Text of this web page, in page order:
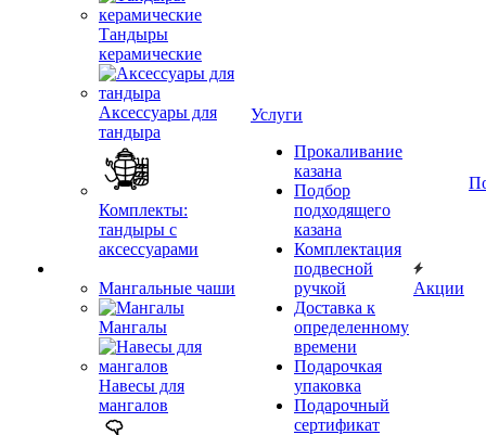
Тандыры
керамические
Аксессуары для
тандыра
Комплекты:
тандыры с
аксессуарами
Мангальные чаши
Мангалы
Навесы для
мангалов
Услуги
Прокаливание
казана
Подбор
подходящего
казана
Комплектация
подвесной
ручкой
Доставка к
определенному
времени
Подарочкая
упаковка
Подарочный
сертификат
Акции